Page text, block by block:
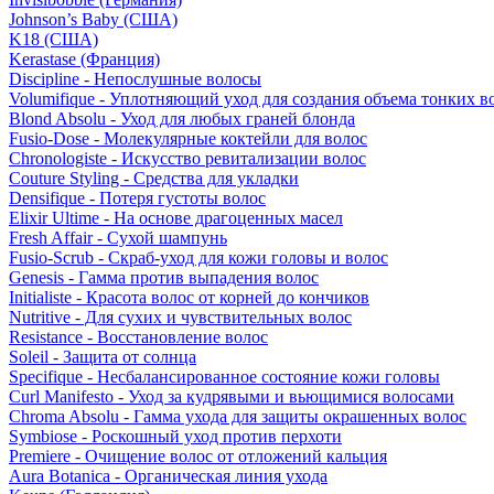
Johnson’s Baby (США)
K18 (США)
Kerastase (Франция)
Discipline - Непослушные волосы
Volumifique - Уплотняющий уход для создания объема тонких
Blond Absolu - Уход для любых граней блонда
Fusio-Dose - Молекулярные коктейли для волос
Chronologiste - Искусство ревитализации волос
Couture Styling - Средства для укладки
Densifique - Потеря густоты волос
Elixir Ultime - На основе драгоценных масел
Fresh Affair - Сухой шампунь
Fusio-Scrub - Скраб-уход для кожи головы и волос
Genesis - Гамма против выпадения волос
Initialiste - Красота волос от корней до кончиков
Nutritive - Для сухих и чувствительных волос
Resistance - Восстановление волос
Soleil - Защита от солнца
Specifique - Несбалансированное состояние кожи головы
Curl Manifesto - Уход за кудрявыми и вьющимися волосами
Chroma Absolu - Гамма ухода для защиты окрашенных волос
Symbiose - Роскошный уход против перхоти
Premiere - Очищение волос от отложений кальция
Aura Botanica - Органическая линия ухода